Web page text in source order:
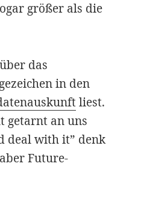
größer als die
das
in den
liest.
getarnt an uns
deal with it” denk
Future-